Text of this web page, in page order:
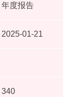
年度报告
2025-01-21
340